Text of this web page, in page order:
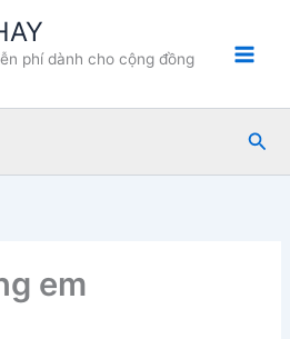
phí dành cho cộng đồng
Tìm
em